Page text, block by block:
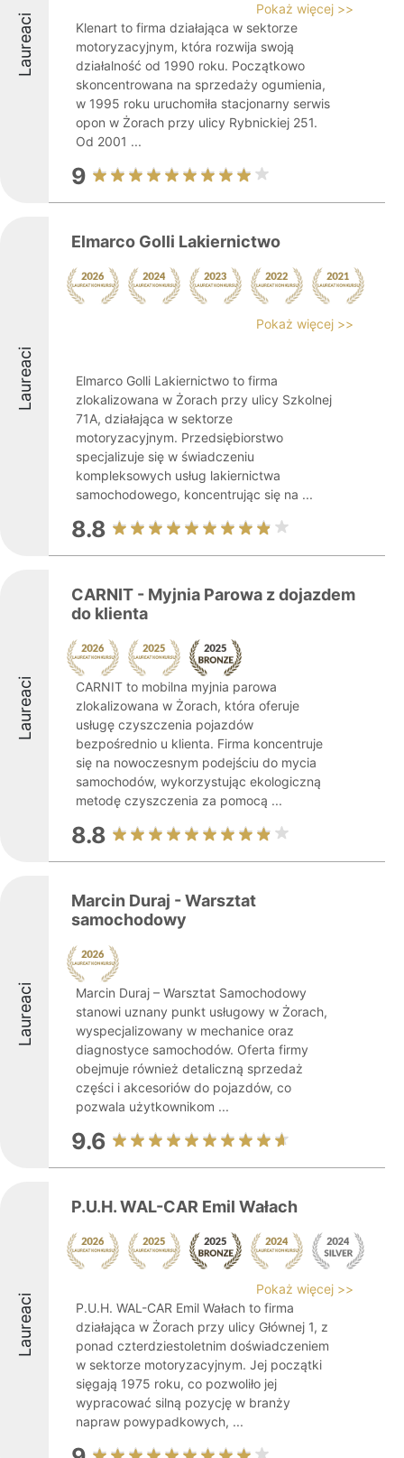
Laureaci
Pokaż więcej >>
Klenart to firma działająca w sektorze
motoryzacyjnym, która rozwija swoją
działalność od 1990 roku. Początkowo
skoncentrowana na sprzedaży ogumienia,
w 1995 roku uruchomiła stacjonarny serwis
opon w Żorach przy ulicy Rybnickiej 251.
Od 2001 ...
9
Laureaci
Elmarco Golli Lakiernictwo
Pokaż więcej >>
Elmarco Golli Lakiernictwo to firma
zlokalizowana w Żorach przy ulicy Szkolnej
71A, działająca w sektorze
motoryzacyjnym. Przedsiębiorstwo
specjalizuje się w świadczeniu
kompleksowych usług lakiernictwa
samochodowego, koncentrując się na ...
8.8
Laureaci
CARNIT - Myjnia Parowa z dojazdem
do klienta
CARNIT to mobilna myjnia parowa
zlokalizowana w Żorach, która oferuje
usługę czyszczenia pojazdów
bezpośrednio u klienta. Firma koncentruje
się na nowoczesnym podejściu do mycia
samochodów, wykorzystując ekologiczną
metodę czyszczenia za pomocą ...
8.8
Laureaci
Marcin Duraj - Warsztat
samochodowy
Marcin Duraj – Warsztat Samochodowy
stanowi uznany punkt usługowy w Żorach,
wyspecjalizowany w mechanice oraz
diagnostyce samochodów. Oferta firmy
obejmuje również detaliczną sprzedaż
części i akcesoriów do pojazdów, co
pozwala użytkownikom ...
9.6
Laureaci
P.U.H. WAL-CAR Emil Wałach
Pokaż więcej >>
P.U.H. WAL-CAR Emil Wałach to firma
działająca w Żorach przy ulicy Głównej 1, z
ponad czterdziestoletnim doświadczeniem
w sektorze motoryzacyjnym. Jej początki
sięgają 1975 roku, co pozwoliło jej
wypracować silną pozycję w branży
napraw powypadkowych, ...